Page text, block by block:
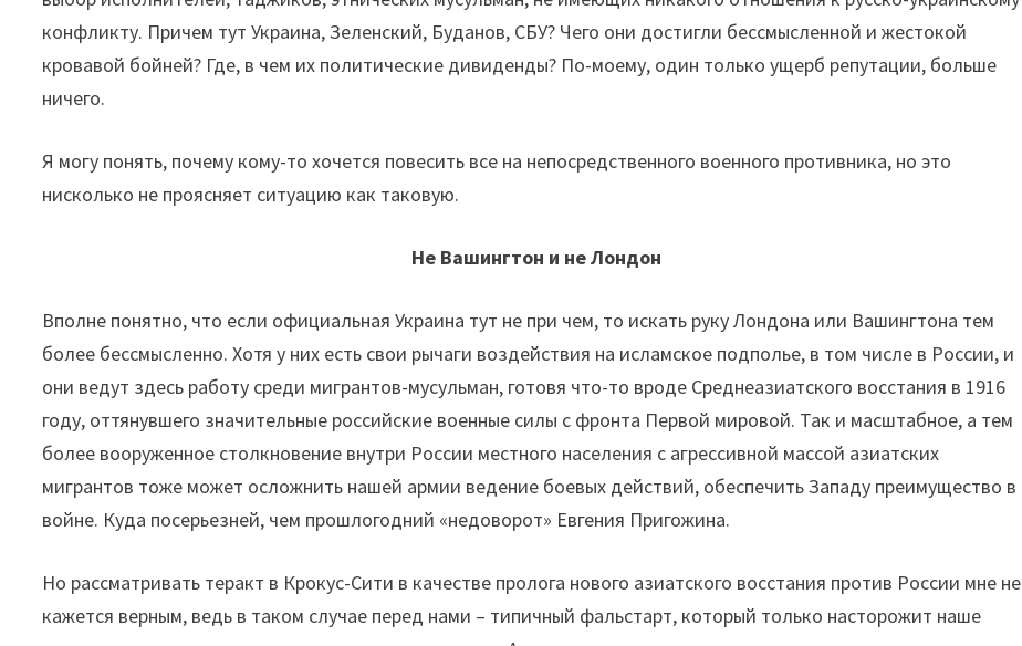
конфликту. Причем тут Украина, Зеленский, Буданов, СБУ? Чего они достигли бессмысленной и жестокой
кровавой бойней? Где, в чем их политические дивиденды? По-моему, один только ущерб репутации, больше
ничего.
Я могу понять, почему кому-то хочется повесить все на непосредственного военного противника, но это
нисколько не проясняет ситуацию как таковую.
Не Вашингтон и не Лондон
Вполне понятно, что если официальная Украина тут не при чем, то искать руку Лондона или Вашингтона тем
более бессмысленно. Хотя у них есть свои рычаги воздействия на исламское подполье, в том числе в России, и
они ведут здесь работу среди мигрантов-мусульман, готовя что-то вроде Среднеазиатского восстания в 1916
году, оттянувшего значительные российские военные силы с фронта Первой мировой. Так и масштабное, а тем
более вооруженное столкновение внутри России местного населения с агрессивной массой азиатских
мигрантов тоже может осложнить нашей армии ведение боевых действий, обеспечить Западу преимущество в
войне. Куда посерьезней, чем прошлогодний «недоворот» Евгения Пригожина.
Но рассматривать теракт в Крокус-Сити в качестве пролога нового азиатского восстания против России мне не
кажется верным, ведь в таком случае перед нами – типичный фальстарт, который только насторожит наше